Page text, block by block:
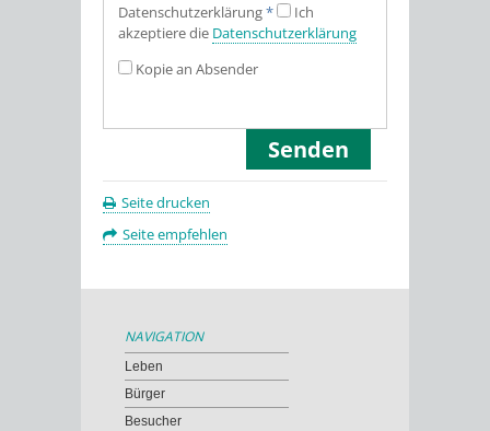
Datenschutz­erklärung*
Ich
akzeptiere die Datenschutz­erklärung
Kopie an Absender
Seite drucken
Seite empfehlen
NAVIGATION
Leben
Bürger
Besucher